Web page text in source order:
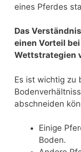
eines Pferdes
Das
einen Vorteil
Wettstrategien
Es ist wichtig zu
abschneiden
Einige
Boden.